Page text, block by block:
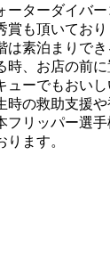
ターダイバ
も頂いてお
素泊まりで
、お店の前
ーでもおい
の救助支援
リッパー選
ます。